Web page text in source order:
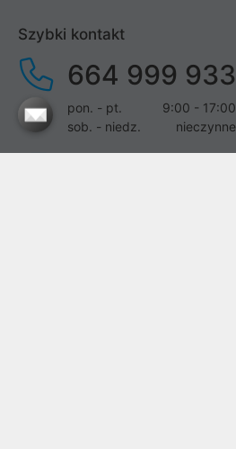
Szybki kontakt
664 999 933
pon. - pt.
9:00 - 17:00
sob. - niedz.
nieczynne